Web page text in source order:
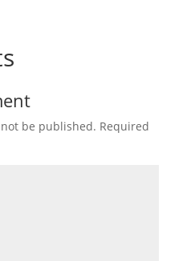
be published. Required